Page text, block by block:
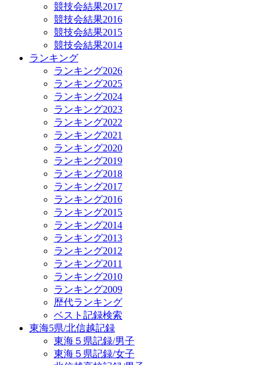
競技会結果2017
競技会結果2016
競技会結果2015
競技会結果2014
ランキング
ランキング2026
ランキング2025
ランキング2024
ランキング2023
ランキング2022
ランキング2021
ランキング2020
ランキング2019
ランキング2018
ランキング2017
ランキング2016
ランキング2015
ランキング2014
ランキング2013
ランキング2012
ランキング2011
ランキング2010
ランキング2009
歴代ランキング
ベスト記録検索
東海5県/北信越記録
東海５県記録/男子
東海５県記録/女子